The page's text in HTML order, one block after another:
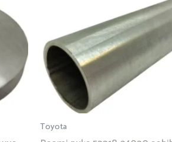
Toyota